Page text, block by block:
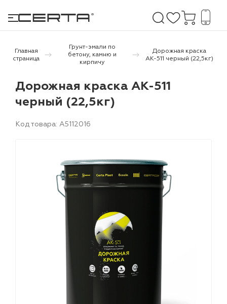
и дачи
и эмали
Главная
страница
Грунт-эмали по
бетону, камню и
кирпичу
Дорожная краска
АК-511 черный (22,5кг)
Дорожная краска АК-511
черный (22,5кг)
Код товара: A5112016